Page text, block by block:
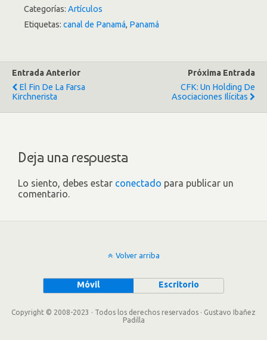
Categorías: Artículos
Etiquetas: canal de Panamá, Panamá
Entrada Anterior
El Fin De La Farsa
Kirchnerista
Próxima Entrada
CFK: Un Holding De
Asociaciones Ilícitas
Deja una respuesta
Lo siento, debes estar conectado para publicar un
comentario.
Volver arriba
Móvil Escritorio
Copyright © 2008-2023 · Todos los derechos reservados · Gustavo Ibañez
Padilla